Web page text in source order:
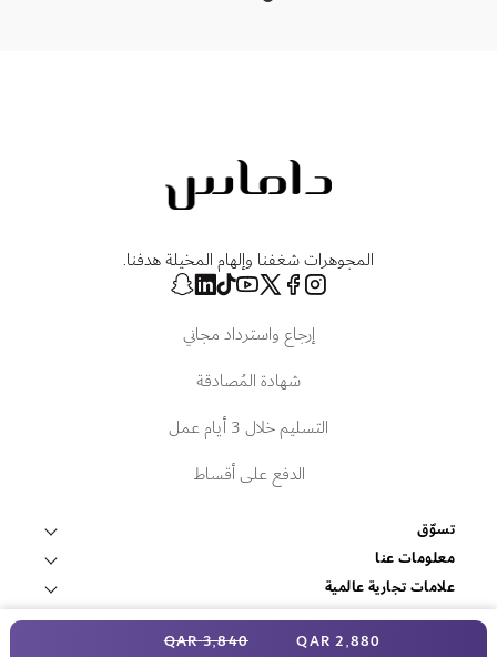
2٬880 QAR 3٬840 QAR
المجوهرات شغفنا وإلهام المخيلة هدفنا.
إرجاع واسترداد مجاني
شهادة المُصادقة
التسليم خلال 3 أيام عمل
الدفع على أقساط
تسوّق
قلادات وتعليقات
أساور وأساور صلبة
معلومات عنا
عالم داماس
ابحث عن متجر
علامات تجارية عالمية
فوبيه
الخدمات